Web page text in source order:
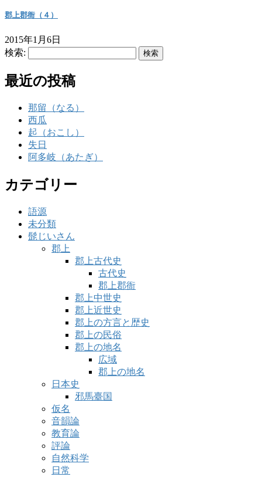
郡上郡衙（４）
2015年1月6日
検索:
最近の投稿
那留（なる）
西瓜
起（おこし）
失日
阿多岐（あたぎ）
カテゴリー
語源
未分類
髭じいさん
郡上
郡上古代史
古代史
郡上郡衙
郡上中世史
郡上近世史
郡上の方言と歴史
郡上の民俗
郡上の地名
広域
郡上の地名
日本史
邪馬臺国
仮名
音韻論
教育論
評論
自然科学
日常